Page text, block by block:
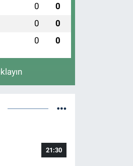
0 0
0 0
0 0
21:30